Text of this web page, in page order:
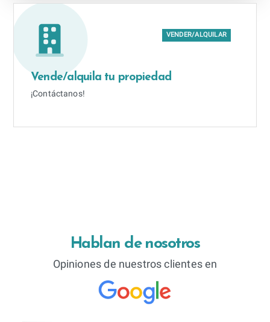
VENDER/ALQUILAR
Vende/alquila tu propiedad
¡Contáctanos!
Hablan de nosotros
Opiniones de nuestros clientes en